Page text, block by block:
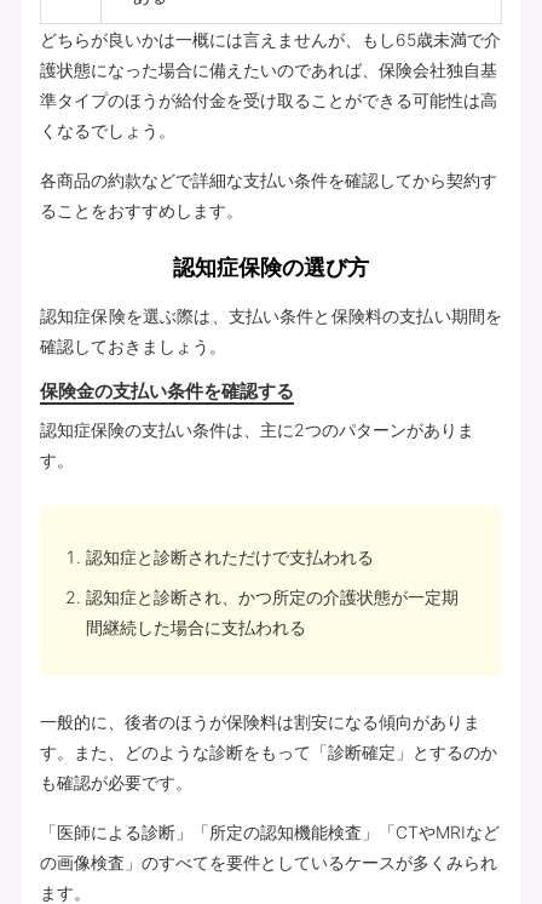
どちらが良いかは一概には言えませんが、もし65歳未満で介
護状態になった場合に備えたいのであれば、保険会社独自基
準タイプのほうが給付金を受け取ることができる可能性は高
くなるでしょう。
各商品の約款などで詳細な支払い条件を確認してから契約す
ることをおすすめします。
認知症保険の選び方
認知症保険を選ぶ際は、支払い条件と保険料の支払い期間を
確認しておきましょう。
保険金の支払い条件を確認する
認知症保険の支払い条件は、主に2つのパターンがありま
す。
認知症と診断されただけで支払われる
認知症と診断され、かつ所定の介護状態が一定期
間継続した場合に支払われる
一般的に、後者のほうが保険料は割安になる傾向がありま
す。また、どのような診断をもって「診断確定」とするのか
も確認が必要です。
「医師による診断」「所定の認知機能検査」「CTやMRIなど
の画像検査」のすべてを要件としているケースが多くみられ
ます。